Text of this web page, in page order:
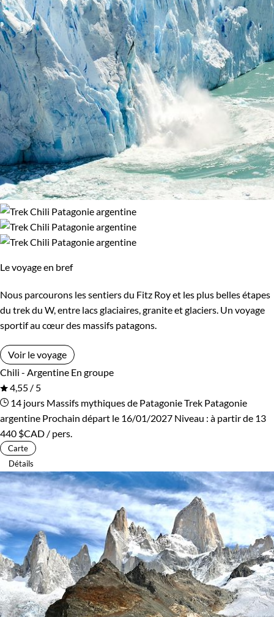
Le voyage en bref
Nous parcourons les sentiers du Fitz Roy et les plus belles étapes
du trek du W, entre lacs glaciaires, granite et glaciers. Un voyage
sportif au cœur des massifs patagons.
Voir le voyage
Chili - Argentine En groupe
4,55 / 5
14 jours Massifs mythiques de PatagonieTrek Patagonie
argentine Prochain départ le 16/01/2027 Niveau : à partir de 13
440 $CAD / pers.
Carte
Détails